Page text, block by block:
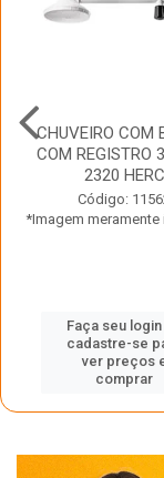
CHUVEIRO COM
COM REGISTRO
2320 HERC
Código:
*Imagem meramente
Faça seu
cadastre-se
ver preços
comprar